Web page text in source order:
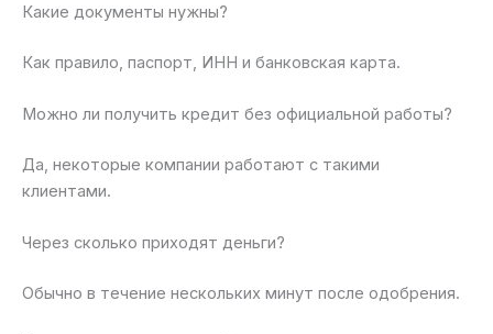
Какие документы нужны?
Как правило, паспорт, ИНН и банковская карта.
Можно ли получить кредит без официальной работы?
Да, некоторые компании работают с такими
клиентами.
Через сколько приходят деньги?
Обычно в течение нескольких минут после одобрения.